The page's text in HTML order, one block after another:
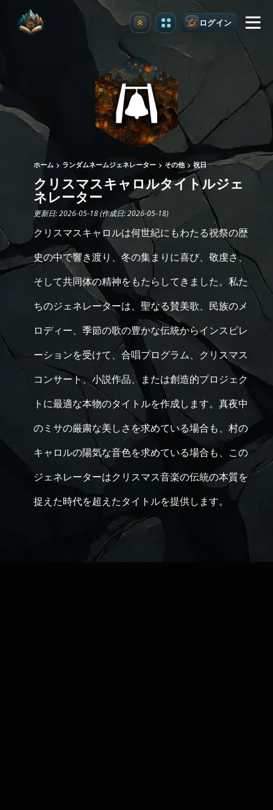
アップグレード ログイン
ホーム ランダムネームジェネレーター その他 祝日
クリスマスキャロルタイトルジェ
ネレーター
更新日: 2026-05-18 (作成日: 2026-05-18)
クリスマスキャロルは何世紀にもわたる祝祭の歴
史の中で響き渡り、冬の集まりに喜び、敬虔さ、
そして共同体の精神をもたらしてきました。私た
ちのジェネレーターは、聖なる賛美歌、民族のメ
ロディー、季節の歌の豊かな伝統からインスピレ
ーションを受けて、合唱プログラム、クリスマス
コンサート、小説作品、または創造的プロジェク
トに最適な本物のタイトルを作成します。真夜中
のミサの厳粛な美しさを求めている場合も、村の
キャロルの陽気な音色を求めている場合も、この
ジェネレーターはクリスマス音楽の伝統の本質を
捉えた時代を超えたタイトルを提供します。